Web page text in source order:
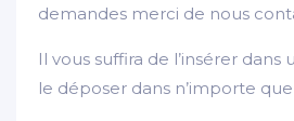
demandes merci de nous
Il vous suffira de l’insérer
le déposer dans n’importe